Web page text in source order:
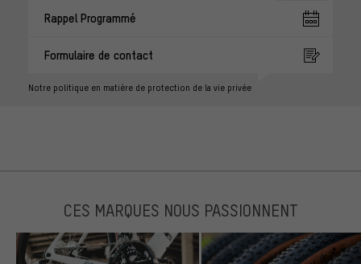
Rappel Programmé
Formulaire de contact
Notre politique en matière de protection de la vie privée
CES MARQUES NOUS PASSIONNENT